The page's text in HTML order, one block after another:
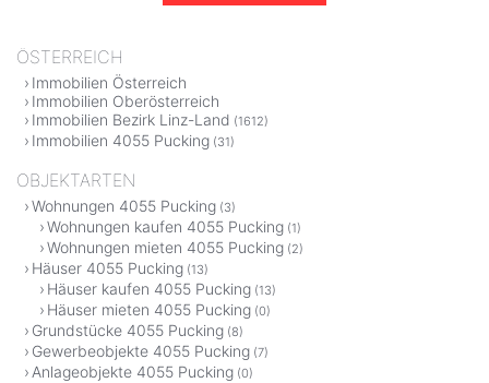
ÖSTERREICH
Immobilien Österreich
Immobilien Oberösterreich
Immobilien Bezirk Linz-Land (1612)
Immobilien 4055 Pucking (31)
OBJEKTARTEN
Wohnungen 4055 Pucking (3)
Wohnungen kaufen 4055 Pucking (1)
Wohnungen mieten 4055 Pucking (2)
Häuser 4055 Pucking (13)
Häuser kaufen 4055 Pucking (13)
Häuser mieten 4055 Pucking (0)
Grundstücke 4055 Pucking (8)
Gewerbeobjekte 4055 Pucking (7)
Anlageobjekte 4055 Pucking (0)